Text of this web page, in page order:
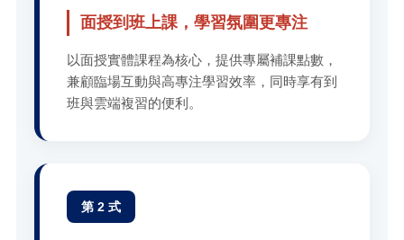
面授到班上課，學習氛圍更專注
以面授實體課程為核心，提供專屬補課點數，
兼顧臨場互動與高專注學習效率，同時享有到
班與雲端複習的便利。
第 2 式